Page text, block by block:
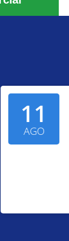
11
AGO